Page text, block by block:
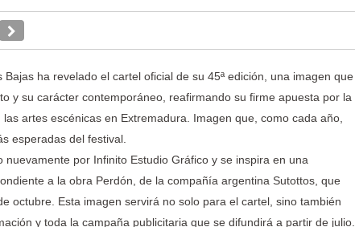
Bajas ha revelado el cartel oficial de su 45ª edición, una imagen que
y su carácter contemporáneo, reafirmando su firme apuesta por la
artes escénicas en Extremadura. Imagen que, como cada año,
esperadas del festival.
nuevamente por Infinito Estudio Gráfico y se inspira en una
a la obra Perdón, de la compañía argentina Sutottos, que
octubre. Esta imagen servirá no solo para el cartel, sino también
y toda la campaña publicitaria que se difundirá a partir de julio.